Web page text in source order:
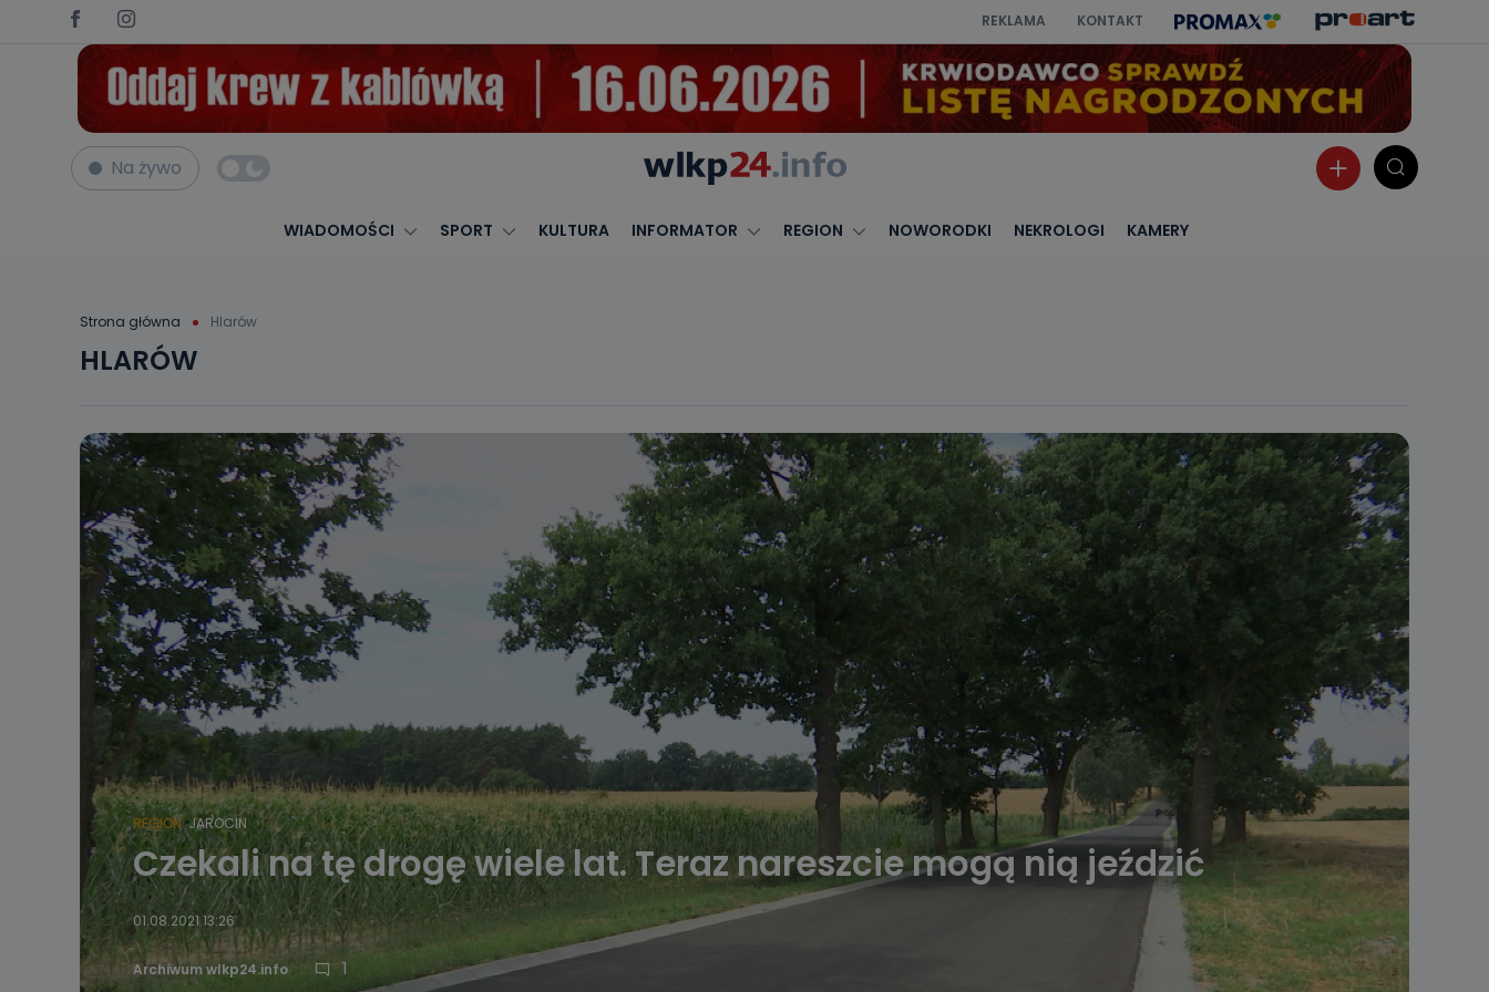
REKLAMA KONTAKT
Na żywo
WIADOMOŚCI SPORT KULTURA INFORMATOR REGION NOWORODKI NEKROLOGI KAMERY
Strona główna Hlarów
HLARÓW
REGION JAROCIN
Czekali na tę drogę wiele lat. Teraz nareszcie mogą nią jeździć
01.08.2021 13:26
Archiwum wlkp24.info 1